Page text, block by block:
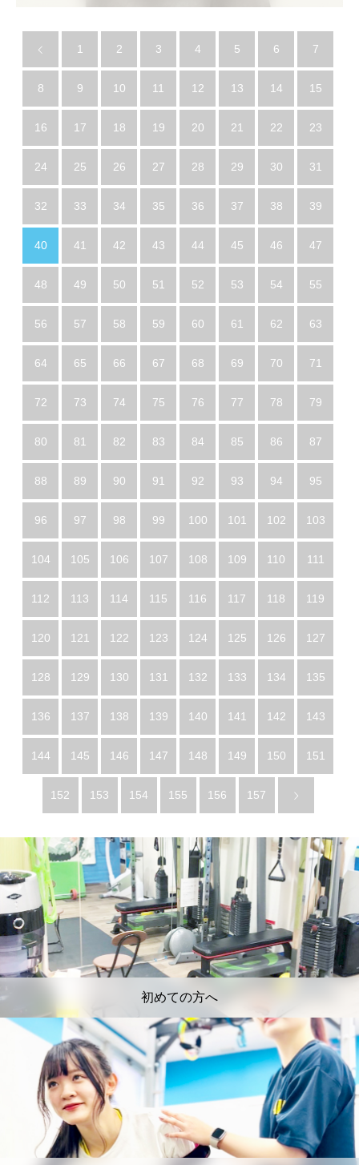
1 2 3 4 5 6 7
8 9 10 11 12 13 14 15
16 17 18 19 20 21 22 23
24 25 26 27 28 29 30 31
32 33 34 35 36 37 38 39
40 41 42 43 44 45 46 47
48 49 50 51 52 53 54 55
56 57 58 59 60 61 62 63
64 65 66 67 68 69 70 71
72 73 74 75 76 77 78 79
80 81 82 83 84 85 86 87
88 89 90 91 92 93 94 95
96 97 98 99 100 101 102 103
104 105 106 107 108 109 110 111
112 113 114 115 116 117 118 119
120 121 122 123 124 125 126 127
128 129 130 131 132 133 134 135
136 137 138 139 140 141 142 143
144 145 146 147 148 149 150 151
152 153 154 155 156 157
初めての方へ